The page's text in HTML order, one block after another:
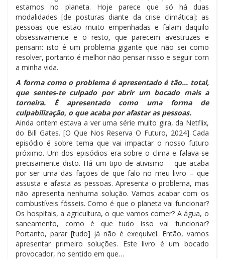
estamos no planeta. Hoje parece que só há duas
modalidades [de posturas diante da crise climática]: as
pessoas que estão muito empenhadas e falam daquilo
obsessivamente e o resto, que parecem avestruzes e
pensam: isto é um problema gigante que não sei como
resolver, portanto é melhor não pensar nisso e seguir com
a minha vida.
A forma como o problema é apresentado é tão… total,
que sentes-te culpado por abrir um bocado mais a
torneira. É apresentado como uma forma de
culpabilização, o que acaba por afastar as pessoas.
Ainda ontem estava a ver uma série muito gira, da Netflix,
do Bill Gates. [O Que Nos Reserva O Futuro, 2024] Cada
episódio é sobre tema que vai impactar o nosso futuro
próximo. Um dos episódios era sobre o clima e falava-se
precisamente disto. Há um tipo de ativismo – que acaba
por ser uma das fações de que falo no meu livro – que
assusta e afasta as pessoas. Apresenta o problema, mas
não apresenta nenhuma solução. Vamos acabar com os
combustíveis fósseis. Como é que o planeta vai funcionar?
Os hospitais, a agricultura, o que vamos comer? A água, o
saneamento, como é que tudo isso vai funcionar?
Portanto, parar [tudo] já não é exequível. Então, vamos
apresentar primeiro soluções. Este livro é um bocado
provocador, no sentido em que…